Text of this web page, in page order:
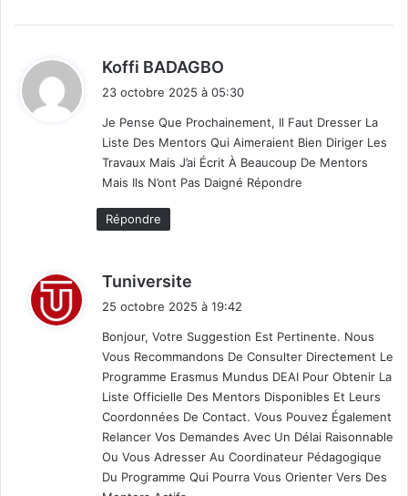
Koffi BADAGBO
:
23 octobre 2025 à 05:30
Je Pense Que Prochainement, Il Faut Dresser La
Liste Des Mentors Qui Aimeraient Bien Diriger Les
Travaux Mais J’ai Écrit À Beaucoup De Mentors
Mais Ils N’ont Pas Daigné Répondre
Répondre
Tuniversite
:
25 octobre 2025 à 19:42
Bonjour, Votre Suggestion Est Pertinente. Nous
Vous Recommandons De Consulter Directement Le
Programme Erasmus Mundus DEAI Pour Obtenir La
Liste Officielle Des Mentors Disponibles Et Leurs
Coordonnées De Contact. Vous Pouvez Également
Relancer Vos Demandes Avec Un Délai Raisonnable
Ou Vous Adresser Au Coordinateur Pédagogique
Du Programme Qui Pourra Vous Orienter Vers Des